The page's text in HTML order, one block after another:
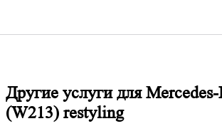
Другие услуги для
(W213) restyling